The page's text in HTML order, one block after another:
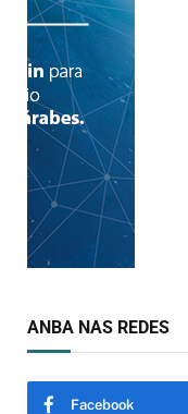
ANBA NAS REDES
Facebook